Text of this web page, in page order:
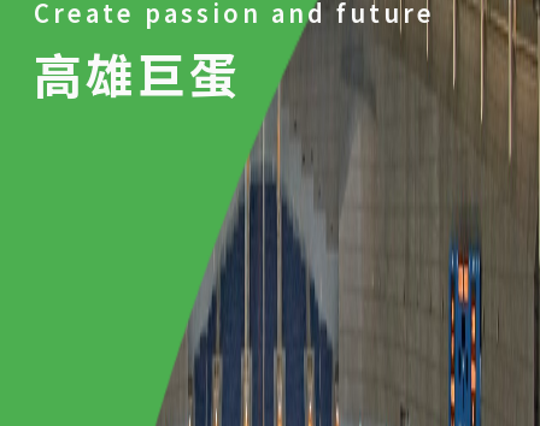
Create passion and future
高雄巨蛋